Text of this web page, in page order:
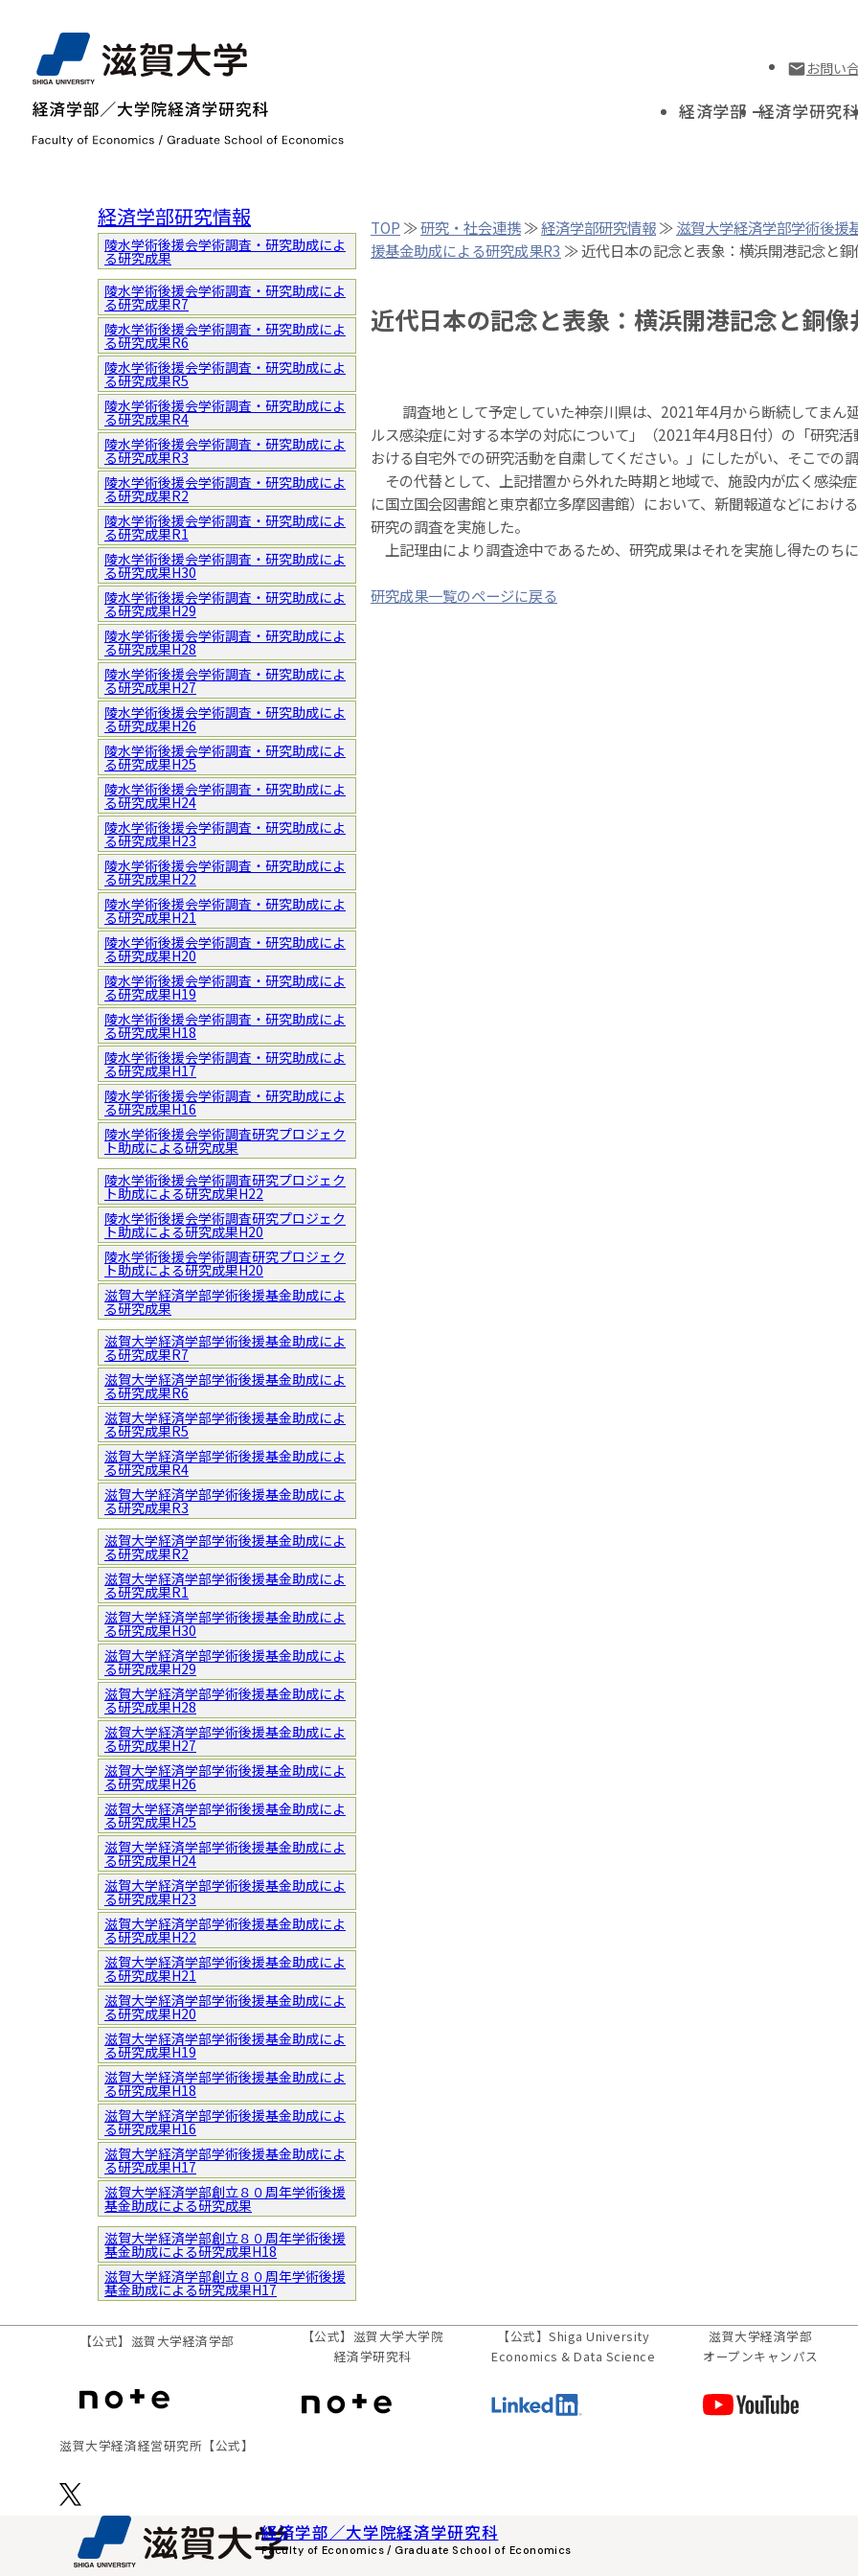
お問い
経済学部 経済学研究
TOP ≫研究・社会連携≫経済学部研究情報≫滋賀大学経済学部学術後援
援基金助成による研究成果R3 ≫ 近代日本の記念と表象：横浜開港記念と
近代日本の記念と表象：横浜開港記念と銅
調査地として予定していた神奈川県は、2021年4月から断続してまん
ルス感染症に対する本学の対応について」（2021年4月8日付）の「研究
おける自宅外での研究活動を自粛してください。」にしたがい、そこでの
その代替として、上記措置から外れた時期と地域で、施設内が広く感染
に国立国会図書館と東京都立多摩図書館）において、新聞報道などにおけ
研究の調査を実施した。
上記理由により調査途中であるため、研究成果はそれを実施し得たの
研究成果一覧のページに戻る
経済学部研究情報
陵水学術後援会学術調査・研究助成によ
る研究成果
陵水学術後援会学術調査・研究助成によ
る研究成果R7
陵水学術後援会学術調査・研究助成によ
る研究成果R6
陵水学術後援会学術調査・研究助成によ
る研究成果R5
陵水学術後援会学術調査・研究助成によ
る研究成果R4
陵水学術後援会学術調査・研究助成によ
る研究成果R3
陵水学術後援会学術調査・研究助成によ
る研究成果R2
陵水学術後援会学術調査・研究助成によ
る研究成果R1
陵水学術後援会学術調査・研究助成によ
る研究成果H30
陵水学術後援会学術調査・研究助成によ
る研究成果H29
陵水学術後援会学術調査・研究助成によ
る研究成果H28
陵水学術後援会学術調査・研究助成によ
る研究成果H27
陵水学術後援会学術調査・研究助成によ
る研究成果H26
陵水学術後援会学術調査・研究助成によ
る研究成果H25
陵水学術後援会学術調査・研究助成によ
る研究成果H24
陵水学術後援会学術調査・研究助成によ
る研究成果H23
陵水学術後援会学術調査・研究助成によ
る研究成果H22
陵水学術後援会学術調査・研究助成によ
る研究成果H21
陵水学術後援会学術調査・研究助成によ
る研究成果H20
陵水学術後援会学術調査・研究助成によ
る研究成果H19
陵水学術後援会学術調査・研究助成によ
る研究成果H18
陵水学術後援会学術調査・研究助成によ
る研究成果H17
陵水学術後援会学術調査・研究助成によ
る研究成果H16
陵水学術後援会学術調査研究プロジェク
ト助成による研究成果
陵水学術後援会学術調査研究プロジェク
ト助成による研究成果H22
陵水学術後援会学術調査研究プロジェク
ト助成による研究成果H20
陵水学術後援会学術調査研究プロジェク
ト助成による研究成果H20
滋賀大学経済学部学術後援基金助成によ
る研究成果
滋賀大学経済学部学術後援基金助成によ
る研究成果R7
滋賀大学経済学部学術後援基金助成によ
る研究成果R6
滋賀大学経済学部学術後援基金助成によ
る研究成果R5
滋賀大学経済学部学術後援基金助成によ
る研究成果R4
滋賀大学経済学部学術後援基金助成によ
る研究成果R3
滋賀大学経済学部学術後援基金助成によ
る研究成果R2
滋賀大学経済学部学術後援基金助成によ
る研究成果R1
滋賀大学経済学部学術後援基金助成によ
る研究成果H30
滋賀大学経済学部学術後援基金助成によ
る研究成果H29
滋賀大学経済学部学術後援基金助成によ
る研究成果H28
滋賀大学経済学部学術後援基金助成によ
る研究成果H27
滋賀大学経済学部学術後援基金助成によ
る研究成果H26
滋賀大学経済学部学術後援基金助成によ
る研究成果H25
滋賀大学経済学部学術後援基金助成によ
る研究成果H24
滋賀大学経済学部学術後援基金助成によ
る研究成果H23
滋賀大学経済学部学術後援基金助成によ
る研究成果H22
滋賀大学経済学部学術後援基金助成によ
る研究成果H21
滋賀大学経済学部学術後援基金助成によ
る研究成果H20
滋賀大学経済学部学術後援基金助成によ
る研究成果H19
滋賀大学経済学部学術後援基金助成によ
る研究成果H18
滋賀大学経済学部学術後援基金助成によ
る研究成果H16
滋賀大学経済学部学術後援基金助成によ
る研究成果H17
滋賀大学経済学部創立８０周年学術後援
基金助成による研究成果
滋賀大学経済学部創立８０周年学術後援
基金助成による研究成果H18
滋賀大学経済学部創立８０周年学術後援
基金助成による研究成果H17
【公式】 滋賀大学経済学部
【公式】滋賀大学大学院
経済学研究科
【公式】Shiga University
Economics & Data Science
滋賀大学経済学部
オープンキャンパス
滋賀⼤学経済経営研究所 【公式】
経済学部／大学院経済学研究科
Faculty of Economics / Graduate School of Economics